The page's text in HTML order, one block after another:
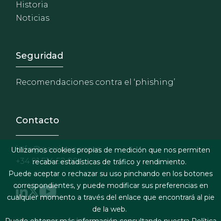
Historia
Noticias
Footer - Extranet y
Seguridad
Recomendaciones contra el ‘phishing’
Contacto
info@garrigues.com
+34 91 514 52 00
Utilizamos cookies propias de medición que nos permiten
recabar estadísticas de tráfico y rendimiento.
Puede aceptar o rechazar su uso pinchando en los botones
correspondientes, y puede modificar sus preferencias en
cualquier momento a través del enlace que encontrará al pie
de la web.